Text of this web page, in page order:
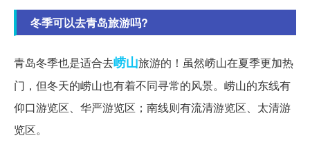
冬季可以去青岛旅游吗?
青岛冬季也是适合去崂山旅游的！虽然崂山在夏季更加热
门，但冬天的崂山也有着不同寻常的风景。崂山的东线有
仰口游览区、华严游览区；南线则有流清游览区、太清游
览区。